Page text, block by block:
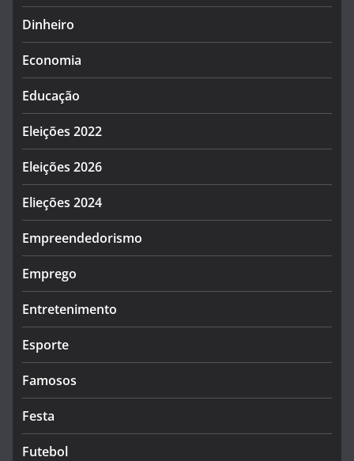
Dinheiro
Economia
Educação
Eleições 2022
Eleições 2026
Elieções 2024
Empreendedorismo
Emprego
Entretenimento
Esporte
Famosos
Festa
Futebol